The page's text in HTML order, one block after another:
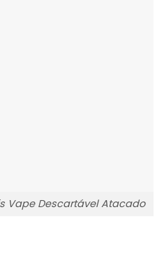
Vape Descartável Atacado